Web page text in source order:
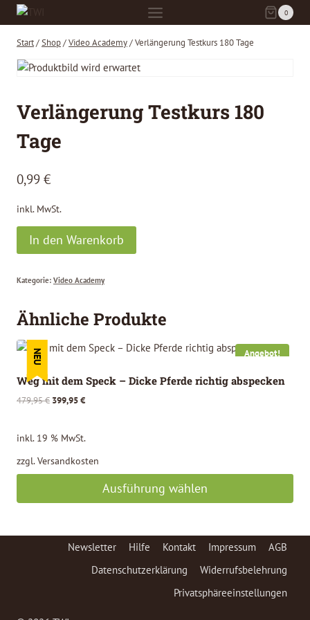
Zum
Inhalt
springen
0
Start/Shop/Video Academy/Verlängerung Testkurs 180 Tage
Verlängerung Testkurs 180
Tage
0,99 €
inkl. MwSt.
Verlängerung
Testkurs
Tage
In den Warenkorb
Kategorie: Video Academy
Ähnliche Produkte
NEU Angebot!
Weg mit dem Speck – Dicke Pferde richtig abspecken
479,95€ Ursprünglicher
479,95 €
399,95€Aktueller
399,95 €.
inkl. 19 % MwSt.
zzgl.Versandkosten
Ausführung wählen
Newsletter Hilfe Kontakt Impressum
AGB
Datenschutzerklärung
Widerrufsbelehrung
Privatsphäreeinstellungen